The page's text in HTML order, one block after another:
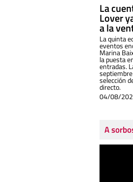
La
Lover
a la
La quinta
eventos
Marina
la puesta
entradas.
selección
directo.
04/08/
A